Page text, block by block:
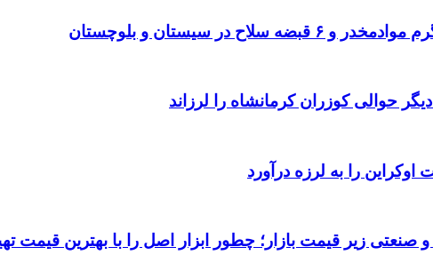
اوکراین را به لرزه درآورد
صنعتی زیر قیمت بازار؛ چطور ابزار اصل را با بهترین قیمت